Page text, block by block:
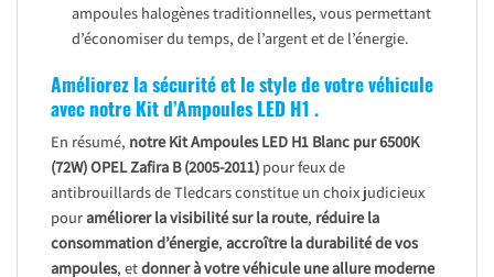
ampoules halogènes traditionnelles, vous permettant
d’économiser du temps, de l’argent et de l’énergie.
Améliorez la sécurité et le style de votre véhicule
avec notre Kit d’Ampoules LED H1 .
En résumé, notre Kit Ampoules LED H1 Blanc pur 6500K
(72W)OPEL Zafira B (2005-2011) pour feux de
antibrouillards de Tledcars constitue un choix judicieux
pouraméliorer la visibilité sur la route, réduire la
consommation d’énergie, accroître la durabilité de vos
ampoules, etdonner à votre véhicule une allure moderne